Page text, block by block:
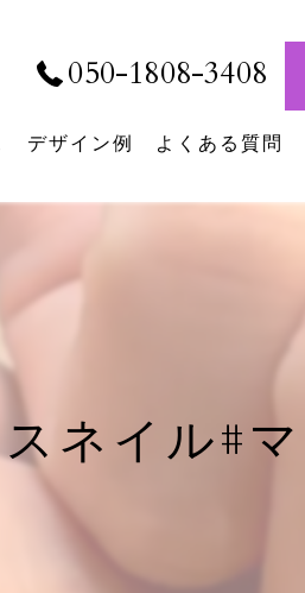
050-1808-3408
デザイン例 よくある質問
ネイル#